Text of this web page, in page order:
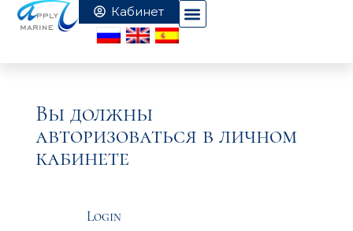
Вы должны
авторизоваться в личном
кабинете
Login